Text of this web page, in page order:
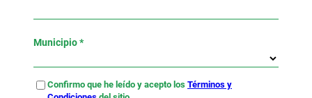
Municipio *
Confirmo que he leído y acepto los Términos y